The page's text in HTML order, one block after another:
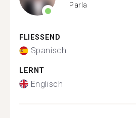
Parla
FLIESSEND
Spanisch
LERNT
Englisch